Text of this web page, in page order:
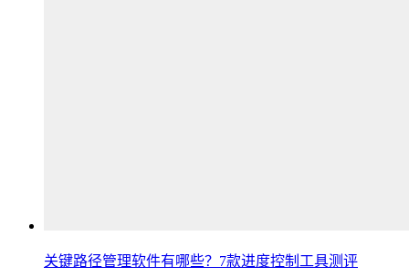
关键路径管理软件有哪些？7款进度控制工具测评